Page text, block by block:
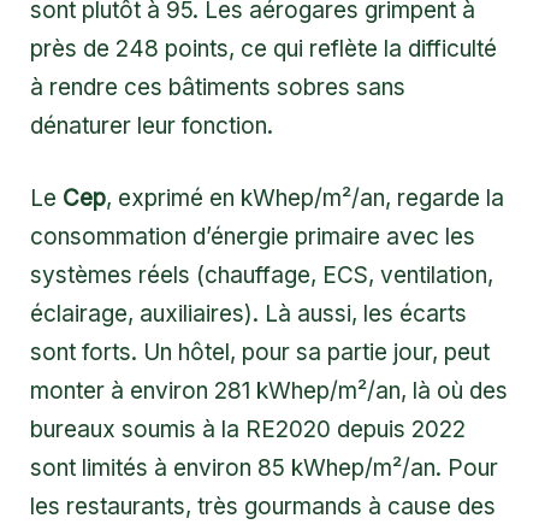
sont plutôt à 95. Les aérogares grimpent à
près de 248 points, ce qui reflète la difficulté
à rendre ces bâtiments sobres sans
dénaturer leur fonction.
Le Cep, exprimé en kWhep/m²/an, regarde la
consommation d’énergie primaire avec les
systèmes réels (chauffage, ECS, ventilation,
éclairage, auxiliaires). Là aussi, les écarts
sont forts. Un hôtel, pour sa partie jour, peut
monter à environ 281 kWhep/m²/an, là où des
bureaux soumis à la RE2020 depuis 2022
sont limités à environ 85 kWhep/m²/an. Pour
les restaurants, très gourmands à cause des